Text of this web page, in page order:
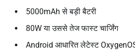
5000mAh से बड़ी बैटरी
80W या उससे तेज फास्ट चार्जिंग
Android आधारित लेटेस्ट